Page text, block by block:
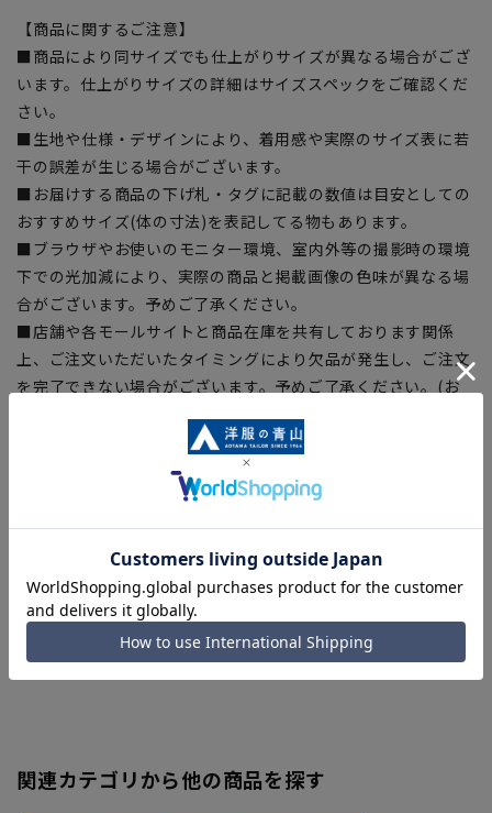
【商品に関するご注意】
■商品により同サイズでも仕上がりサイズが異なる場合がござ
います。仕上がりサイズの詳細はサイズスペックをご確認くだ
さい。
■生地や仕様・デザインにより、着用感や実際のサイズ表に若
干の誤差が生じる場合がございます。
■お届けする商品の下げ札・タグに記載の数値は目安としての
おすすめサイズ(体の寸法)を表記してる物もあります。
■ブラウザやお使いのモニター環境、室内外等の撮影時の環境
下での光加減により、実際の商品と掲載画像の色味が異なる場
合がございます。予めご了承ください。
■店舗や各モールサイトと商品在庫を共有しております関係
上、ご注文いただいたタイミングにより欠品が発生し、ご注文
を完了できない場合がございます。予めご了承ください。(お
急ぎ発送のご注文につきましても、ご注文のタイミングによっ
てはお急ぎ発送サービスを選択できない場合がございます。)
関連カテゴリから他の商品を探す